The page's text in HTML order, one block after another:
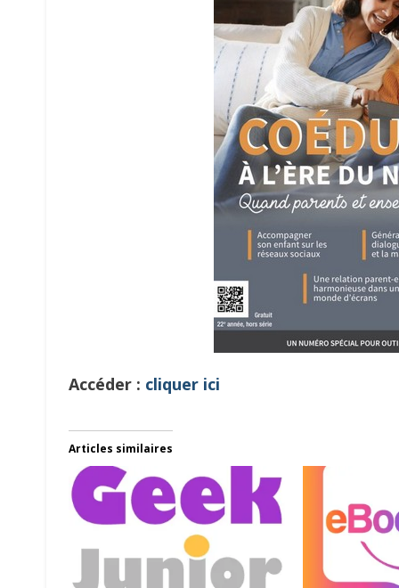
Accéder : cliquer ici
Articles similaires